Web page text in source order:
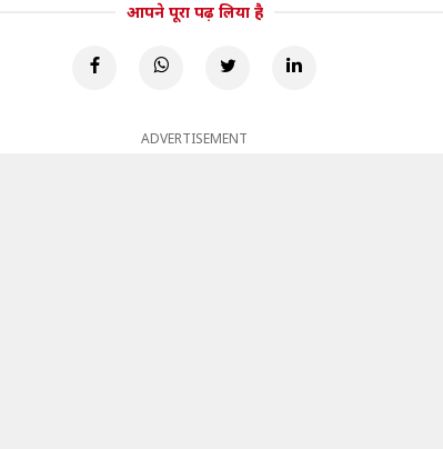
आपने पूरा पढ़ लिया है
ADVERTISEMENT